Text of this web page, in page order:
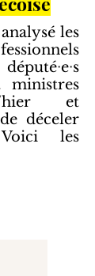
les
ministres
et
déceler
les